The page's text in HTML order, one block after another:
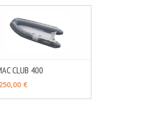
CLUB 400
€